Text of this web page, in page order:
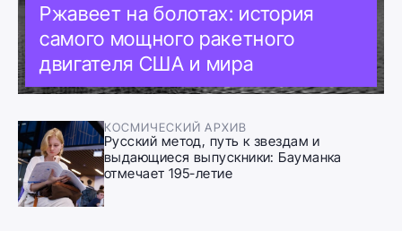
Ржавеет на болотах: история
самого мощного ракетного
двигателя США и мира
КОСМИЧЕСКИЙ АРХИВ
Русский метод, путь к звездам и
выдающиеся выпускники: Бауманка
отмечает 195-летие